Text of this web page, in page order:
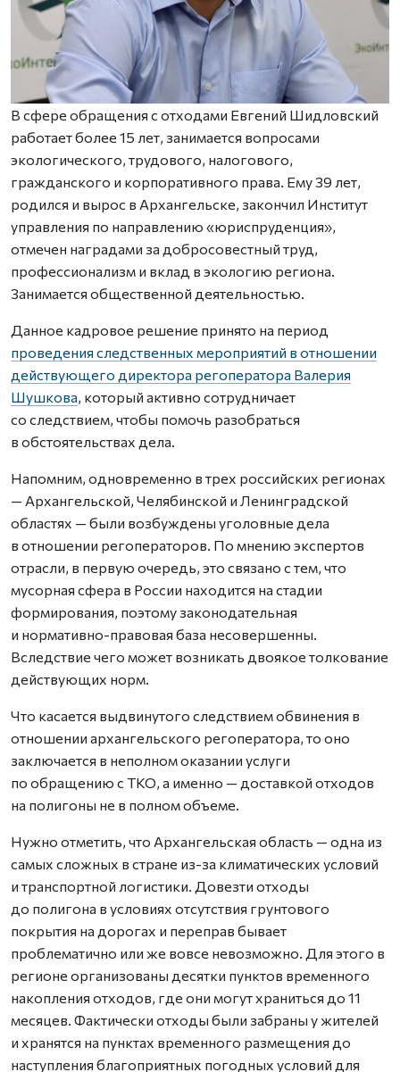
В сфере обращения с отходами Евгений Шидловский
работает более 15 лет, занимается вопросами
экологического, трудового, налогового,
гражданского и корпоративного права. Ему 39 лет,
родился и вырос в Архангельске, закончил Институт
управления по направлению «юриспруденция»,
отмечен наградами за добросовестный труд,
профессионализм и вклад в экологию региона.
Занимается общественной деятельностью.
Данное кадровое решение принято на период
проведения следственных мероприятий в отношении
действующего директора регоператора Валерия
Шушкова, который активно сотрудничает
со следствием, чтобы помочь разобраться
в обстоятельствах дела.
Напомним, одновременно в трех российских регионах
— Архангельской, Челябинской и Ленинградской
областях — были возбуждены уголовные дела
в отношении регоператоров. По мнению экспертов
отрасли, в первую очередь, это связано с тем, что
мусорная сфера в России находится на стадии
формирования, поэтому законодательная
и нормативно-правовая база несовершенны.
Вследствие чего может возникать двоякое толкование
действующих норм.
Что касается выдвинутого следствием обвинения в
отношении архангельского регоператора, то оно
заключается в неполном оказании услуги
по обращению с ТКО, а именно — доставкой отходов
на полигоны не в полном объеме.
Нужно отметить, что Архангельская область — одна из
самых сложных в стране из-за климатических условий
и транспортной логистики. Довезти отходы
до полигона в условиях отсутствия грунтового
покрытия на дорогах и переправ бывает
проблематично или же вовсе невозможно. Для этого в
регионе организованы десятки пунктов временного
накопления отходов, где они могут храниться до 11
месяцев. Фактически отходы были забраны у жителей
и хранятся на пунктах временного размещения до
наступления благоприятных погодных условий для